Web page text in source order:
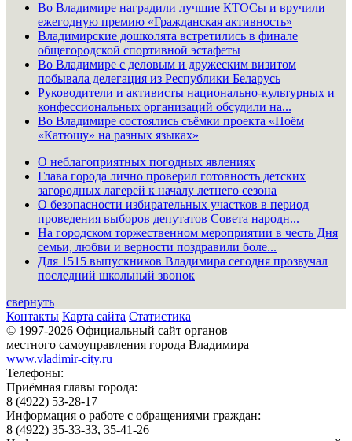
Во Владимире наградили лучшие КТОСы и вручили
ежегодную премию «Гражданская активность»
Владимирские дошколята встретились в финале
общегородской спортивной эстафеты
Во Владимире с деловым и дружеским визитом
побывала делегация из Республики Беларусь
Руководители и активисты национально-культурных и
конфессиональных организаций обсудили на...
Во Владимире состоялись съёмки проекта «Поём
«Катюшу» на разных языках»
О неблагоприятных погодных явлениях
Глава города лично проверил готовность детских
загородных лагерей к началу летнего сезона
О безопасности избирательных участков в период
проведения выборов депутатов Совета народн...
На городском торжественном мероприятии в честь Дня
семьи, любви и верности поздравили боле...
Для 1515 выпускников Владимира сегодня прозвучал
последний школьный звонок
свернуть
Контакты Карта сайта Статистика
© 1997-2026 Официальный сайт органов
местного самоуправления города Владимира
www.vladimir-city.ru
Телефоны:
Приёмная главы города:
8 (4922) 53-28-17
Информация о работе с обращениями граждан:
8 (4922) 35-33-33, 35-41-26